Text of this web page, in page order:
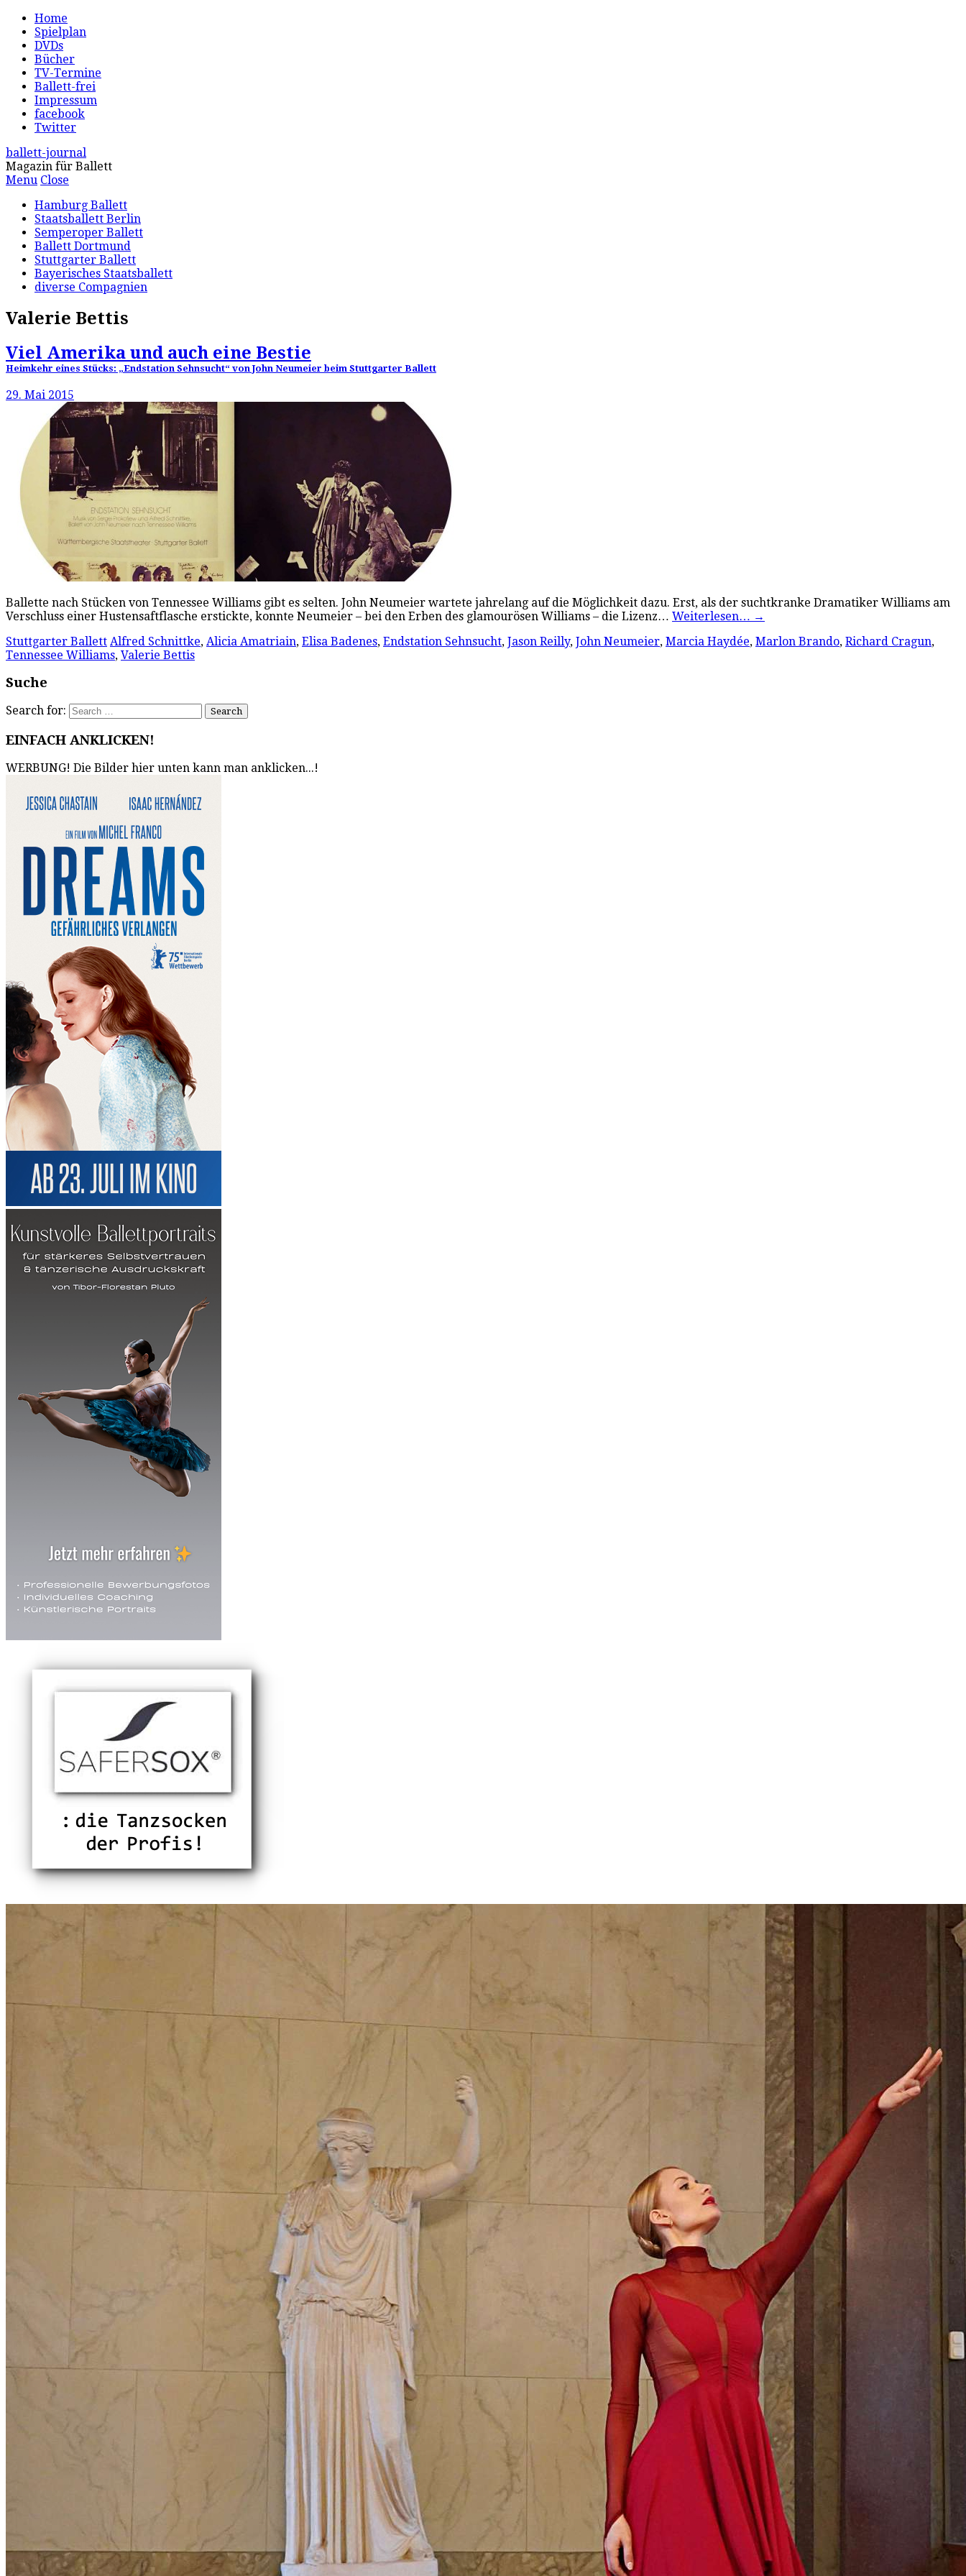
Home
Spielplan
DVDs
Bücher
TV-Termine
Ballett-frei
Impressum
facebook
Twitter
ballett-journal
Magazin für Ballett
Menu Close
Hamburg Ballett
Staatsballett Berlin
Semperoper Ballett
Ballett Dortmund
Stuttgarter Ballett
Bayerisches Staatsballett
diverse Compagnien
Valerie Bettis
Viel Amerika und auch eine Bestie
Heimkehr eines Stücks: „Endstation Sehnsucht“ von John Neumeier beim Stuttgarter Ballett
29. Mai 2015
Ballette nach Stücken von Tennessee Williams gibt es selten. John Neumeier wartete jahrelang auf die Möglichkeit dazu. Erst, als der suchtkranke Dramatiker Williams am
Verschluss einer Hustensaftflasche erstickte, konnte Neumeier – bei den Erben des glamourösen Williams – die Lizenz… Weiterlesen… →
Stuttgarter Ballett Alfred Schnittke, Alicia Amatriain, Elisa Badenes, Endstation Sehnsucht, Jason Reilly, John Neumeier, Marcia Haydée, Marlon Brando, Richard Cragun,
Tennessee Williams, Valerie Bettis
Suche
Search for:
EINFACH ANKLICKEN!
WERBUNG! Die Bilder hier unten kann man anklicken...!